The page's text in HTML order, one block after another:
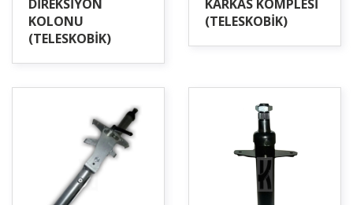
DİREKSİYON
KOLONU
(TELESKOBİK)
KARKAS KOMPLESİ
(TELESKOBİK)